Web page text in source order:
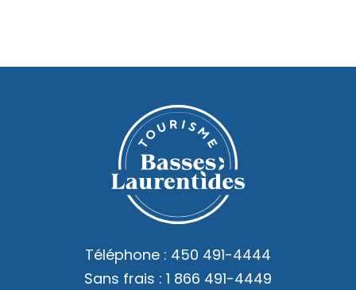
Téléphone : 450 491-4444
Sans frais : 1 866 491-4449